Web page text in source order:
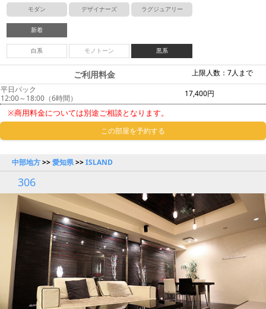
モダン デザイナーズ ラグジュアリー
新着
白系 モノトーン 黒系
上限人数：7人まで
ご利用料金
平日パック
12:00～18:00（6時間）
17,400円
※商用料金については別途ご相談となります。
この部屋を予約する
中部地方>>愛知県>>ISLAND
306